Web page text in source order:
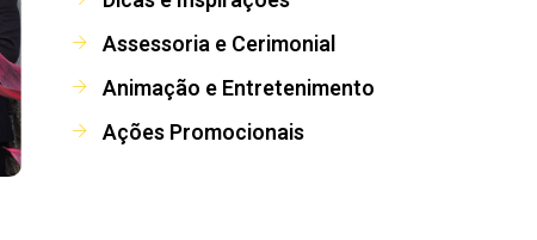
Assessoria e Cerimonial
Animação e Entretenimento
Ações Promocionais